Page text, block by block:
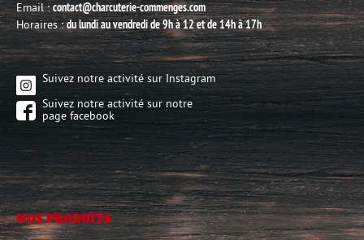
NOS PRODUITS
Email :contact@charcuterie-commenges.com
Horaires :du lundi au vendredi de 9h à 12 et de 14h à 17h
Suivez notre activité sur Instagram
Suivez notre activité sur notre
page facebook